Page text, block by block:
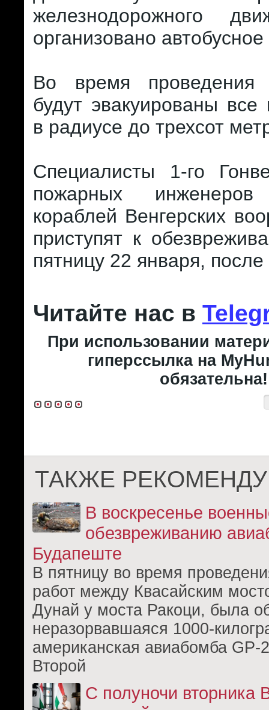
железнодорожного
организовано
Во время проведения
будут эвакуированы
в радиусе до трехсот
Специалисты 1-го
пожарных
кораблей Венгерских
приступят к
пятницу 22 января,
Читайте нас в
При использовании
гиперссылка на
обязательна!
ТАКЖЕ
В воскресенье
обезвреживанию
Будапеште
В пятницу во время
работ между Квасайским
Дунай у моста Ракоци, была
неразорвавшаяся 1000-
американская авиабомба GP-
Второй
С полуночи вторника